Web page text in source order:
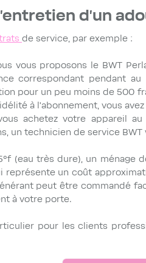
d'un
de service, par exemple :
vous proposons le BWT
correspondant pendant
pour un peu moins de 500
à l’abonnement, vous
achetez votre appareil
un technicien de service
(eau très dure), un ménage
représente un coût
peut être commandé
à votre porte.
pour les clients